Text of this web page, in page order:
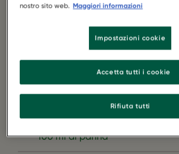
INGREDIENTI
1 Confezione GARDEN
100 ml di panna
nostro sito web. Maggiori informazioni
Impostazioni cookie
Rifiuta tutti
Accetta tutti i cookie